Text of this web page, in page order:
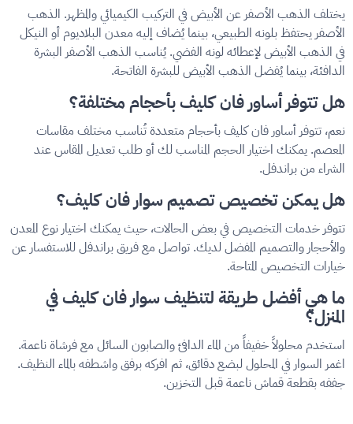
يختلف الذهب الأصفر عن الأبيض في التركيب الكيميائي والمظهر. الذهب
الأصفر يحتفظ بلونه الطبيعي، بينما يُضاف إليه معدن البلاديوم أو النيكل
في الذهب الأبيض لإعطائه لونه الفضي. يُناسب الذهب الأصفر البشرة
الدافئة، بينما يُفضل الذهب الأبيض للبشرة الفاتحة.
هل تتوفر أساور فان كليف بأحجام مختلفة؟
نعم، تتوفر أساور فان كليف بأحجام متعددة تُناسب مختلف مقاسات
المعصم. يمكنك اختيار الحجم المناسب لك أو طلب تعديل المقاس عند
الشراء من براندفل.
هل يمكن تخصيص تصميم سوار فان كليف؟
تتوفر خدمات التخصيص في بعض الحالات، حيث يمكنك اختيار نوع المعدن
والأحجار والتصميم المفضل لديك. تواصل مع فريق براندفل للاستفسار عن
خيارات التخصيص المتاحة.
ما هي أفضل طريقة لتنظيف سوار فان كليف في
المنزل؟
استخدم محلولاً خفيفاً من الماء الدافئ والصابون السائل مع فرشاة ناعمة.
اغمر السوار في المحلول لبضع دقائق، ثم افركه برفق واشطفه بالماء النظيف.
جففه بقطعة قماش ناعمة قبل التخزين.